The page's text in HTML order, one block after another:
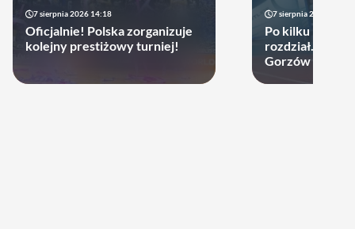
7 sierpnia 2026 14:18
Oficjalnie! Polska zorganizuje
kolejny prestiżowy turniej!
7 sierpnia 2026 13:49
Po kilku latach
rozdział.
Gorzów może